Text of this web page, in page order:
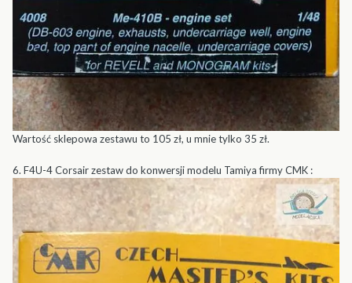
Wartość sklepowa zestawu to 105 zł, u mnie tylko 35 zł.
6. F4U-4 Corsair zestaw do konwersji modelu Tamiya firmy CMK :